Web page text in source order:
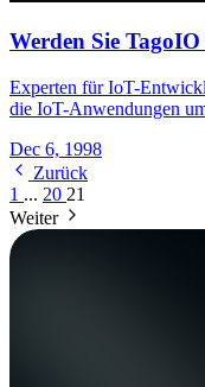
Werden Sie
Experten für IoT-
die IoT-Anwendungen
Dec 6, 1998
Zurück
1 ... 20 21
Weiter